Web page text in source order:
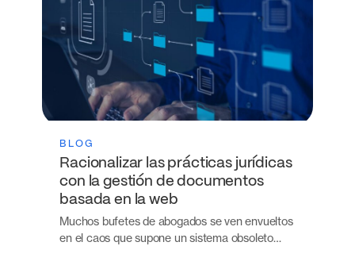
BLOG
Racionalizar las prácticas jurídicas
con la gestión de documentos
basada en la web
Muchos bufetes de abogados se ven envueltos
en el caos que supone un sistema obsoleto…